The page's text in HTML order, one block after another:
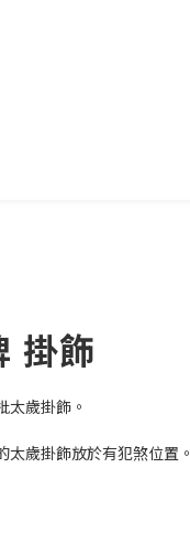
掛飾
太歲掛飾。
歲掛飾放於有犯煞位置。